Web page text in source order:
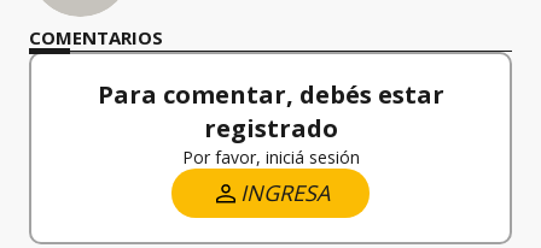
COMENTARIOS
Para comentar, debés estar
registrado
Por favor, iniciá sesión
INGRESA